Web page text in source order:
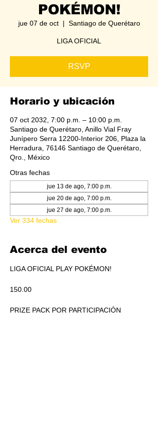
POKÉMON!
jue 07 de oct
  |
Santiago de Querétaro
LIGA OFICIAL
RSVP
Horario y ubicación
07 oct 2032, 7:00 p.m. – 10:00 p.m.
Santiago de Querétaro, Anillo Vial Fray
Junípero Serra 12200-Interior 206, Plaza la
Herradura, 76146 Santiago de Querétaro,
Qro., México
Otras fechas
jue 13 de ago, 7:00 p.m.
jue 20 de ago, 7:00 p.m.
jue 27 de ago, 7:00 p.m.
Ver 334 fechas
Acerca del evento
LIGA OFICIAL PLAY POKÉMON!
150.00
PRIZE PACK POR PARTICIPACIÓN